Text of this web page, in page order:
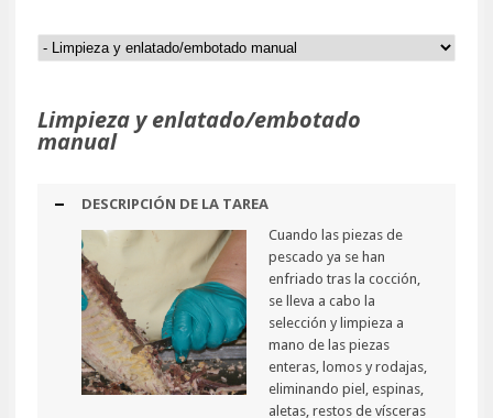
Limpieza y enlatado/embotado
manual
DESCRIPCIÓN DE LA TAREA
Cuando las piezas de
pescado ya se han
enfriado tras la cocción,
se lleva a cabo la
selección y limpieza a
mano de las piezas
enteras, lomos y rodajas,
eliminando piel, espinas,
aletas, restos de vísceras